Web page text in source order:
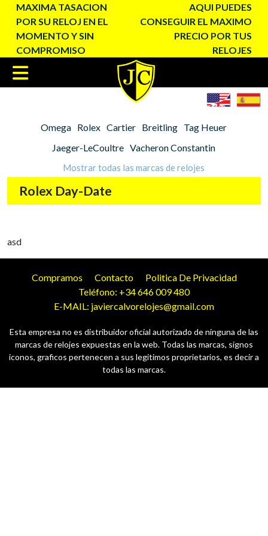
MAXIMA TASACION
POR SU RELOJ EN EL
MOMENTO Y SIN
COMPROMISO
AQUI PUEDES
CONSEGUIR EL MAXIMO
PRECIO POR TUS
RELOJES
Omega Rolex Cartier Breitling Tag Heuer
Jaeger-LeCoultre Vacheron Constantin
Mostrar todas las marcas de relojes
Rolex Day-Date
asd
Compramos Contacto
Politica De Privacidad
Teléfono: +34 646 009 480
E-MAIL: javiercalvorelojes@gmail.com
Esta empresa no es distribuidor oficial autorizado de ninguna de las
marcas de relojes expuestas en la web. Todas las marcas, signos
iconos, graficos pertenecen a sus legitimos proprietarios, es decir a
todas las marcas.